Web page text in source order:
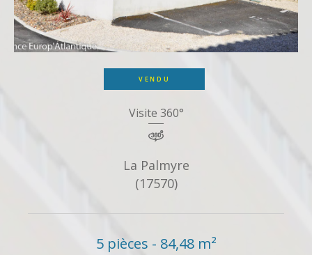
VENDU
Visite 360°
La Palmyre
(17570)
5 pièces - 84,48 m²